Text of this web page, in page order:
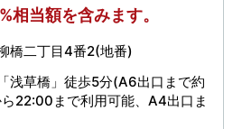
相当額を含みます。
橋二丁目4番2(地番)
浅草橋」徒歩5分(A6出口まで約
22:00まで利用可能、A4出口ま